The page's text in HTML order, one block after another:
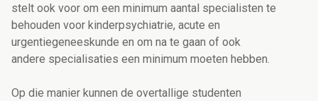
stelt ook voor om een minimum aantal specialisten te
behouden voor kinderpsychiatrie, acute en
urgentiegeneeskunde en om na te gaan of ook
andere specialisaties een minimum moeten hebben.
Op die manier kunnen de overtallige studenten